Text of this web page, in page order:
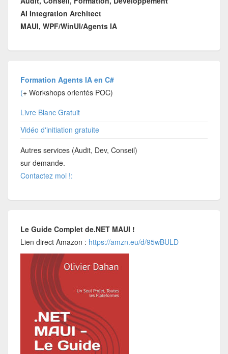
AI Integration Architect
MAUI, WPF/WinUI/Agents IA
Formation Agents IA en C#
(+ Workshops orientés POC)
Livre Blanc Gratuit
Vidéo d'initiation gratuite
Autres services (Audit, Dev, Conseil)
sur demande.
Contactez moi !:
Le Guide Complet de.NET MAUI !
Lien direct Amazon : https://amzn.eu/d/95wBULD